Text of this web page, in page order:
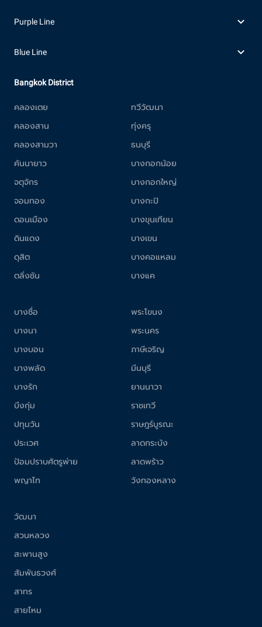
Purple Line
Blue Line
Bangkok District
คลองเตย
คลองสาน
คลองสามวา
คันนายาว
จตุจักร
จอมทอง
ดอนเมือง
ดินแดง
ดุสิต
ตลิ่งชัน
ทวีวัฒนา
ทุ่งครุ
ธนบุรี
บางกอกน้อย
บางกอกใหญ่
บางกะปิ
บางขุนเทียน
บางเขน
บางคอแหลม
บางแค
บางซื่อ
บางนา
บางบอน
บางพลัด
บางรัก
บึงกุ่ม
ปทุมวัน
ประเวศ
ป้อมปราบศัตรูพ่าย
พญาไท
พระโขนง
พระนคร
ภาษีเจริญ
มีนบุรี
ยานนาวา
ราชเทวี
ราษฎร์บูรณะ
ลาดกระบัง
ลาดพร้าว
วังทองหลาง
วัฒนา
สวนหลวง
สะพานสูง
สัมพันธวงศ์
สาทร
สายไหม